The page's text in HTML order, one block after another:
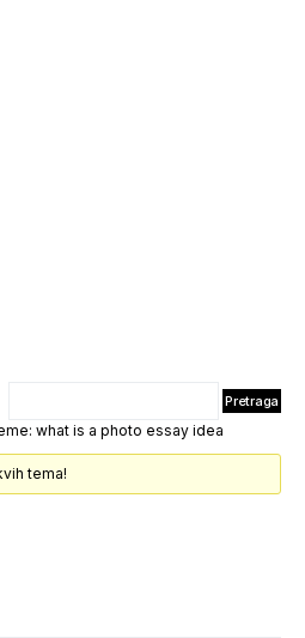
what is a photo essay idea
tema!